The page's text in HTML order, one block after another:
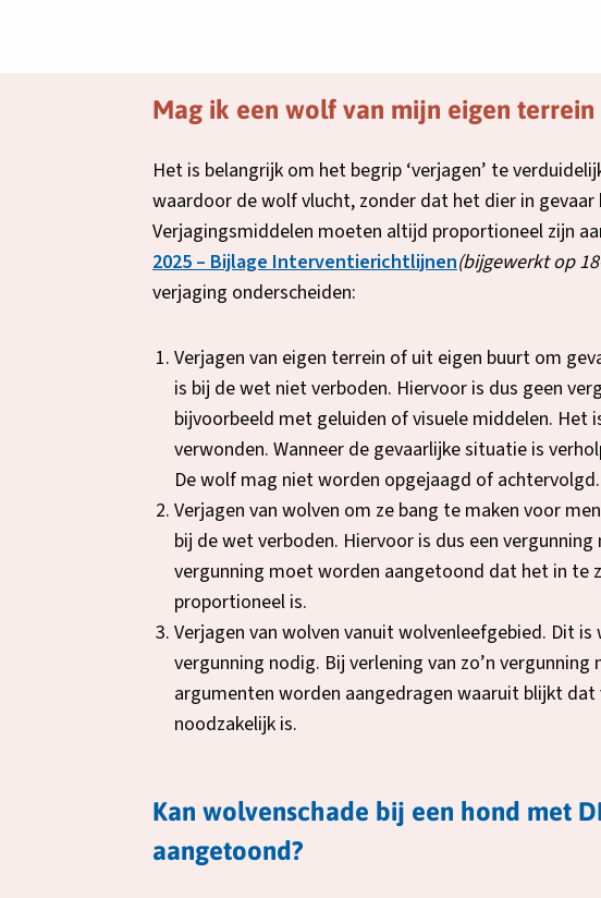
Mag ik een wolf van mijn eigen terrein
Het is belangrijk om het begrip ‘verjagen’ te
waardoor de wolf vlucht, zonder dat het dier in
Verjagingsmiddelen moeten altijd proportioneel zijn
2025 – Bijlage InterventierichtlijnenDeze
in
een
nieuw
tabblad
(bijgewerkt op
verjaging onderscheiden:
Verjagen van eigen terrein of uit eigen buurt om
is bij de wet niet verboden. Hiervoor is dus geen
bijvoorbeeld met geluiden of visuele middelen.
verwonden. Wanneer de gevaarlijke situatie is
De wolf mag niet worden opgejaagd of achtervolgd.
Verjagen van wolven om ze bang te maken voor
bij de wet verboden. Hiervoor is dus een
vergunning moet worden aangetoond dat het in te
proportioneel is.
Verjagen van wolven vanuit wolvenleefgebied. Dit
vergunning nodig. Bij verlening van zo’n
argumenten worden aangedragen waaruit blijkt
noodzakelijk is.
Kan wolvenschade bij een hond met
aangetoond?